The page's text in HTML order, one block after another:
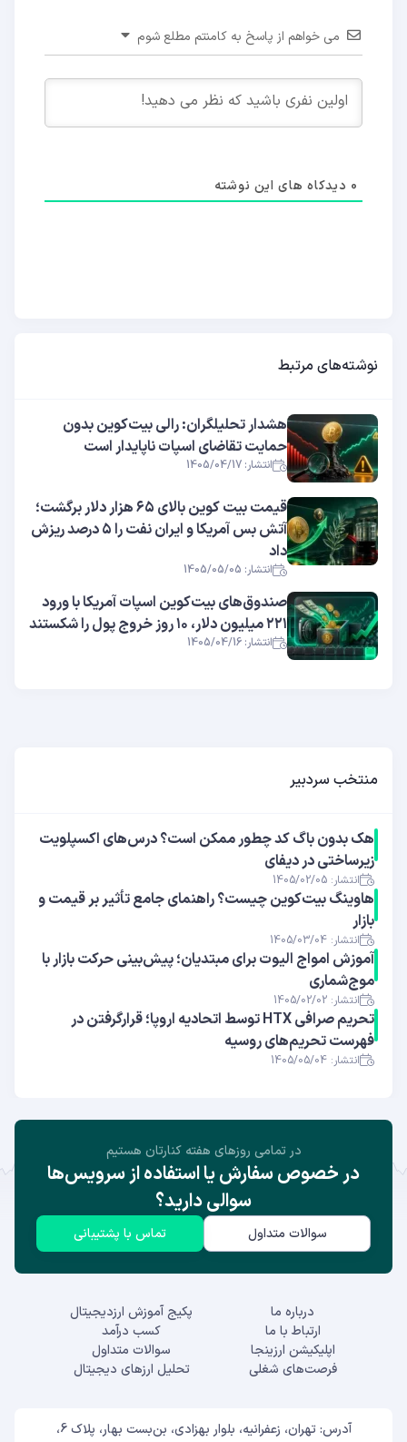
می خواهم از پاسخ به کامنتم مطلع شوم
0 دیدکاه های این نوشته
نوشته‌های مرتبط
هشدار تحلیلگران: رالی بیت‌کوین بدون
حمایت تقاضای اسپات ناپایدار است
انتشار: 1405/04/17
قیمت بیت کوین بالای ۶۵ هزار دلار برگشت؛
آتش بس آمریکا و ایران نفت را ۵ درصد ریزش
داد
انتشار: 1405/05/05
صندوق‌های بیت‌کوین اسپات آمریکا با ورود
۲۲۱ میلیون دلار، ۱۰ روز خروج پول را شکستند
انتشار: 1405/04/16
منتخب سردبیر
هک بدون باگ کد چطور ممکن است؟ درس‌های اکسپلویت
زیرساختی در دیفای
انتشار: 1405/02/05
هاوینگ بیت‌کوین چیست؟ راهنمای جامع تأثیر بر قیمت و
بازار
انتشار: 1405/03/04
آموزش امواج الیوت برای مبتدیان؛ پیش‌بینی حرکت بازار با
موج‌شماری
انتشار: 1405/02/02
تحریم صرافی HTX توسط اتحادیه اروپا؛ قرارگرفتن در
فهرست تحریم‌های روسیه
انتشار: 1405/05/04
در تمامی روز‌های هفته کنارتان هستیم
در خصوص سفارش یا استفاده از سرویس‌ها
سوالی دارید؟
سوالات متداول تماس با پشتیبانی
درباره ما
ارتباط با ما
اپلیکیشن ارزینجا
فرصت‌های شغلی
پکیج آموزش ارزدیجیتال
کسب درآمد
سوالات متداول
تحلیل ارزهای دیجیتال
آدرس: تهران، زعفرانیه، بلوار بهزادی، بن‌بست بهار، پلاک 6،